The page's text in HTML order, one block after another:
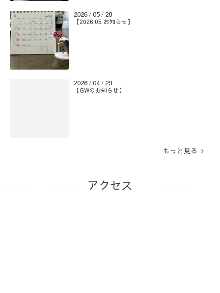
2026 / 05 / 28
【2026.05 お知らせ】
2026 / 04 / 29
【GWのお知らせ】
もっと見る
アクセス